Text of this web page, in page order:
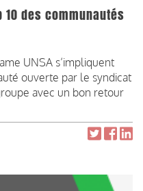
10 des communautés
UNSA s’impliquent
ouverte par le syndicat
avec un bon retour